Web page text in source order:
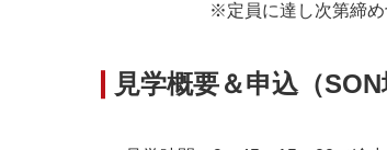
※定員に達し次第締め切
見学概要＆申込（